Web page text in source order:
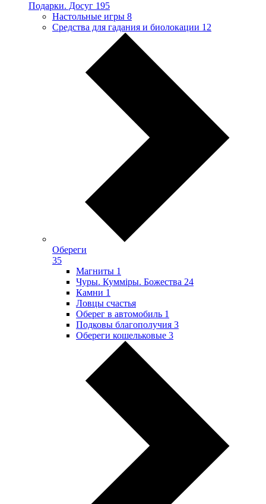
Подарки. Досуг 195
Настольные игры 8
Средства для гадания и биолокации 12
Обереги
35
Магниты 1
Чуры. Куммiры. Божества 24
Камни 1
Ловцы счастья
Оберег в автомобиль 1
Подковы благополучия 3
Обереги кошельковые 3